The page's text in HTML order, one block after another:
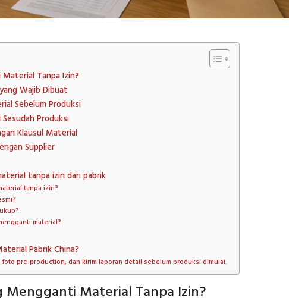
Tanpa Izin?
Wajib Dibuat
Sebelum Produksi
Produksi
Klausul Material
Supplier
tanpa izin dari pabrik
tanpa izin?
material?
Pabrik China?
foto pre-production, dan kirim laporan detail sebelum produksi dimulai.
Mengganti Material Tanpa Izin?